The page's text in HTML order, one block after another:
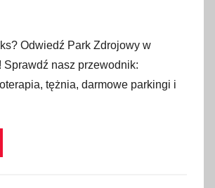
Odwiedź Park Zdrojowy w
nasz przewodnik:
tężnia, darmowe parkingi i